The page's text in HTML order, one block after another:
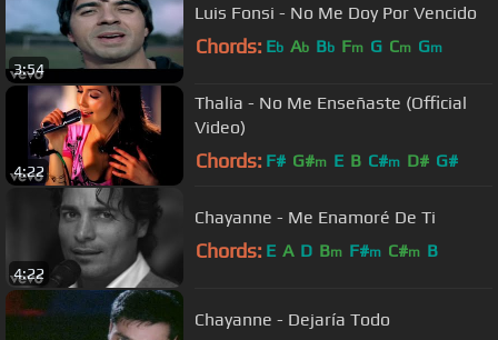
3:54
Luis Fonsi - No Me Doy Por Vencido
Chords: Eb Ab Bb Fm G Cm Gm
4:22
Thalia - No Me Enseñaste (Official
Video)
Chords: F# G#m E B C#m D# G#
4:22
Chayanne - Me Enamoré De Ti
Chords: E A D Bm F#m C#m B
Chayanne - Dejaría Todo